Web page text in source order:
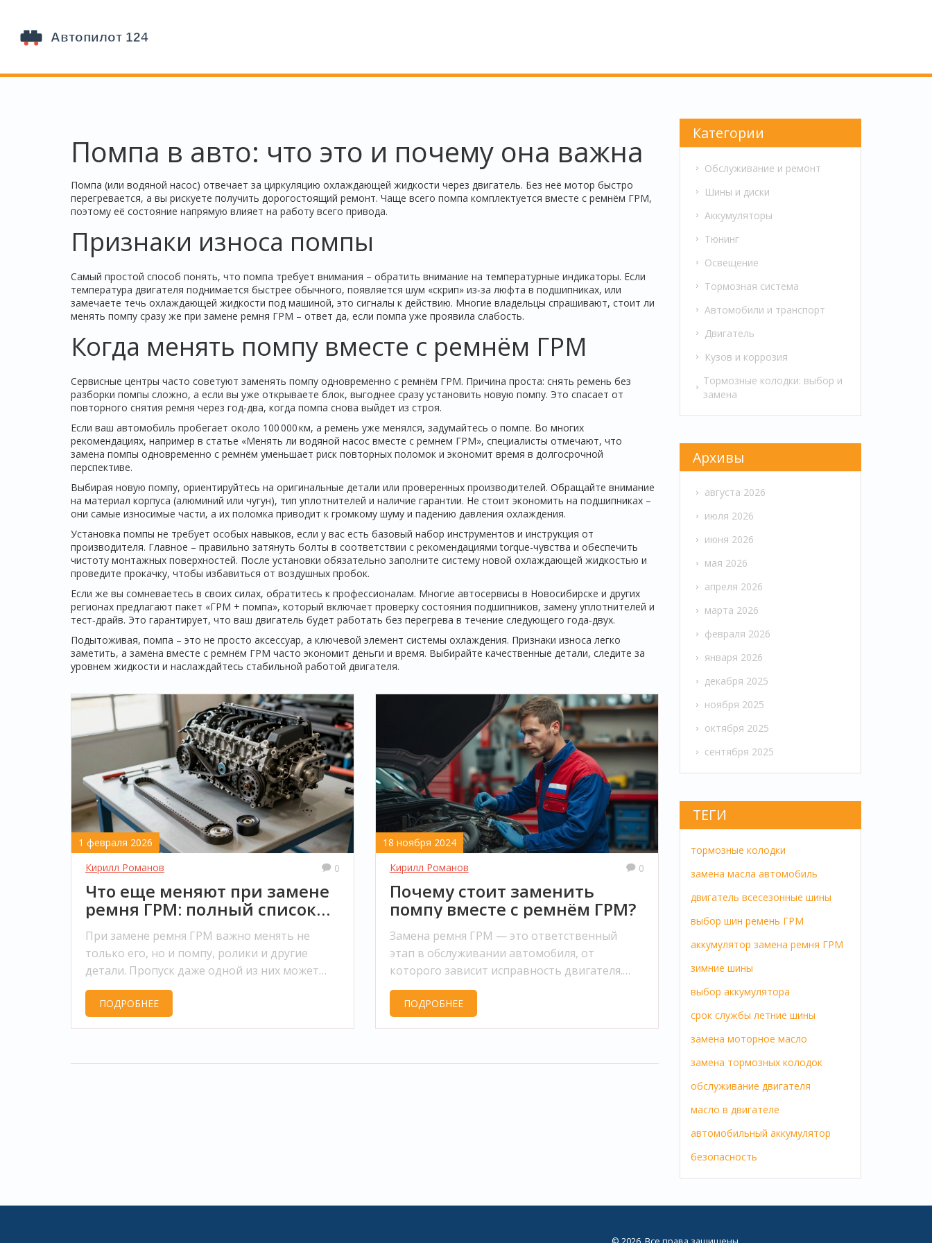
Помпа в авто: что это и почему она важна
Помпа (или водяной насос) отвечает за циркуляцию охлаждающей жидкости через двигатель. Без неё мотор быстро
перегревается, а вы рискуете получить дорогостоящий ремонт. Чаще всего помпа комплектуется вместе с ремнём ГРМ,
поэтому её состояние напрямую влияет на работу всего привода.
Признаки износа помпы
Самый простой способ понять, что помпа требует внимания – обратить внимание на температурные индикаторы. Если
температура двигателя поднимается быстрее обычного, появляется шум «скрип» из‑за люфта в подшипниках, или
замечаете течь охлаждающей жидкости под машиной, это сигналы к действию. Многие владельцы спрашивают, стоит ли
менять помпу сразу же при замене ремня ГРМ – ответ да, если помпа уже проявила слабость.
Когда менять помпу вместе с ремнём ГРМ
Сервисные центры часто советуют заменять помпу одновременно с ремнём ГРМ. Причина проста: снять ремень без
разборки помпы сложно, а если вы уже открываете блок, выгоднее сразу установить новую помпу. Это спасает от
повторного снятия ремня через год‑два, когда помпа снова выйдет из строя.
Если ваш автомобиль пробегает около 100 000 км, а ремень уже менялся, задумайтесь о помпе. Во многих
рекомендациях, например в статье «Менять ли водяной насос вместе с ремнем ГРМ», специалисты отмечают, что
замена помпы одновременно с ремнём уменьшает риск повторных поломок и экономит время в долгосрочной
перспективе.
Выбирая новую помпу, ориентируйтесь на оригинальные детали или проверенных производителей. Обращайте внимание
на материал корпуса (алюминий или чугун), тип уплотнителей и наличие гарантии. Не стоит экономить на подшипниках –
они самые износимые части, а их поломка приводит к громкому шуму и падению давления охлаждения.
Установка помпы не требует особых навыков, если у вас есть базовый набор инструментов и инструкция от
производителя. Главное – правильно затянуть болты в соответствии с рекомендациями torque‑чувства и обеспечить
чистоту монтажных поверхностей. После установки обязательно заполните систему новой охлаждающей жидкостью и
проведите прокачку, чтобы избавиться от воздушных пробок.
Если же вы сомневаетесь в своих силах, обратитесь к профессионалам. Многие автосервисы в Новосибирске и других
регионах предлагают пакет «ГРМ + помпа», который включает проверку состояния подшипников, замену уплотнителей и
тест‑драйв. Это гарантирует, что ваш двигатель будет работать без перегрева в течение следующего года‑двух.
Подытоживая, помпа – это не просто аксессуар, а ключевой элемент системы охлаждения. Признаки износа легко
заметить, а замена вместе с ремнём ГРМ часто экономит деньги и время. Выбирайте качественные детали, следите за
уровнем жидкости и наслаждайтесь стабильной работой двигателя.
1 февраля 2026
Кирилл Романов
0
Что еще меняют при замене
ремня ГРМ: полный список
обязательных деталей
При замене ремня ГРМ важно менять не
только его, но и помпу, ролики и другие
детали. Пропуск даже одной из них может
привести к дорогостоящему ремонту
двигателя. Полный список обязательных
ПОДРОБНЕЕ
18 ноября 2024
Кирилл Романов
0
Почему стоит заменить
помпу вместе с ремнём ГРМ?
Замена ремня ГРМ — это ответственный
этап в обслуживании автомобиля, от
которого зависит исправность двигателя.
Часто владельцы задаются вопросом, нужно
ли менять помпу одновременно с ремнём
ПОДРОБНЕЕ
Категории
Обслуживание и ремонт
Шины и диски
Аккумуляторы
Тюнинг
Освещение
Тормозная система
Автомобили и транспорт
Двигатель
Кузов и коррозия
Тормозные колодки: выбор и
замена
Архивы
августа 2026
июля 2026
июня 2026
мая 2026
апреля 2026
марта 2026
февраля 2026
января 2026
декабря 2025
ноября 2025
октября 2025
сентября 2025
ТЕГИ
тормозные колодки
замена масла автомобиль
двигатель всесезонные шины
выбор шин ремень ГРМ
аккумулятор замена ремня ГРМ
зимние шины
выбор аккумулятора
срок службы летние шины
замена моторное масло
замена тормозных колодок
обслуживание двигателя
масло в двигателе
автомобильный аккумулятор
безопасность